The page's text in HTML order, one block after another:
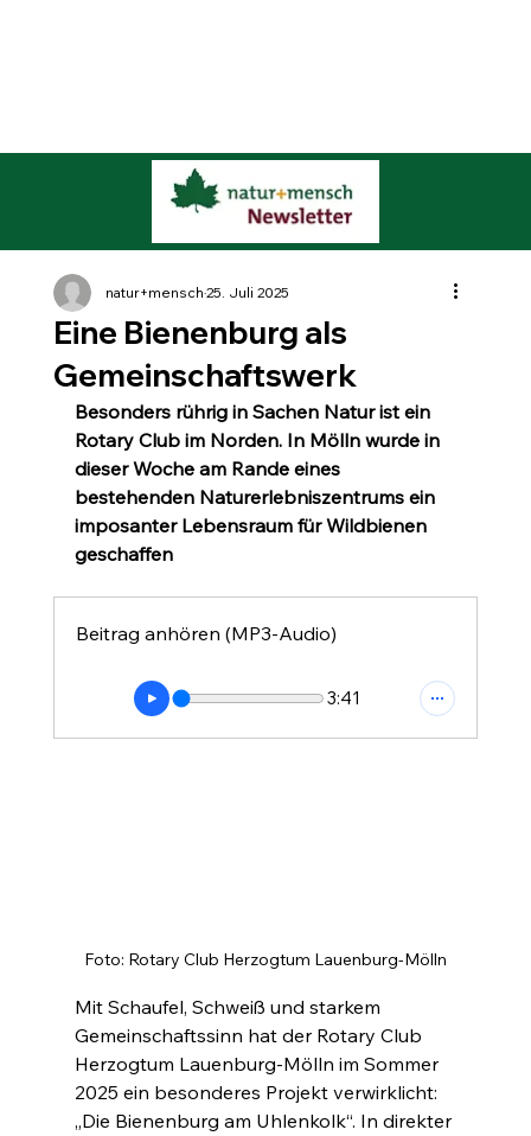
Eine Bienenburg als
Gemeinschaftswerk
natur+mensch25. Juli 2025
Besonders rührig in Sachen Natur ist ein
Rotary Club im Norden. In Mölln wurde in
dieser Woche am Rande eines
bestehenden Naturerlebniszentrums ein
imposanter Lebensraum für Wildbienen
geschaffen
Beitrag anhören (MP3-Audio)
3:41
Foto: Rotary Club Herzogtum Lauenburg-Mölln
Mit Schaufel, Schweiß und starkem
Gemeinschaftssinn hat der Rotary Club
Herzogtum Lauenburg-Mölln im Sommer
2025 ein besonderes Projekt verwirklicht:
„Die Bienenburg am Uhlenkolk“. In direkter